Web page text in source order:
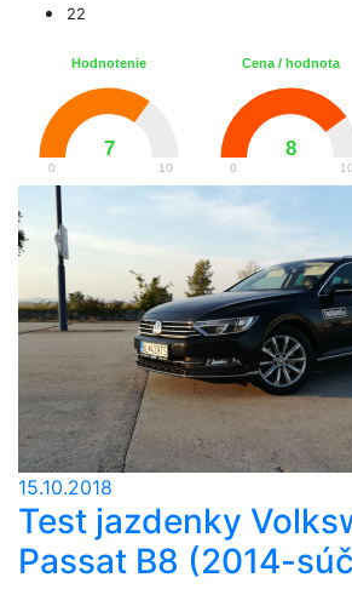
22
Hodnotenie
7
0 10
Cena / hodnota
8
0 10
15.10.2018
Test jazdenky
Passat B8 (2014-